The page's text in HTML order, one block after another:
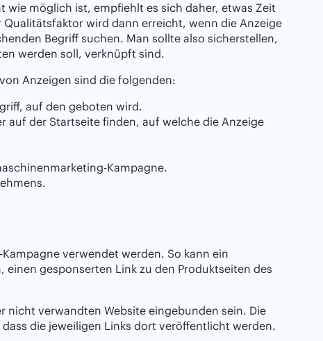
wie möglich ist, empfiehlt es sich daher, etwas Zeit
wird dann erreicht, wenn die Anzeige
Begriff suchen. Man sollte also sicherstellen,
werden soll, verknüpft sind.
Anzeigen sind die folgenden:
auf den geboten wird.
auf der Startseite finden, auf welche die Anzeige
Kampagne.
-Kampagne verwendet werden. So kann ein
gesponserten Link zu den Produktseiten des
nicht verwandten Website eingebunden sein. Die
die jeweiligen Links dort veröffentlicht werden.